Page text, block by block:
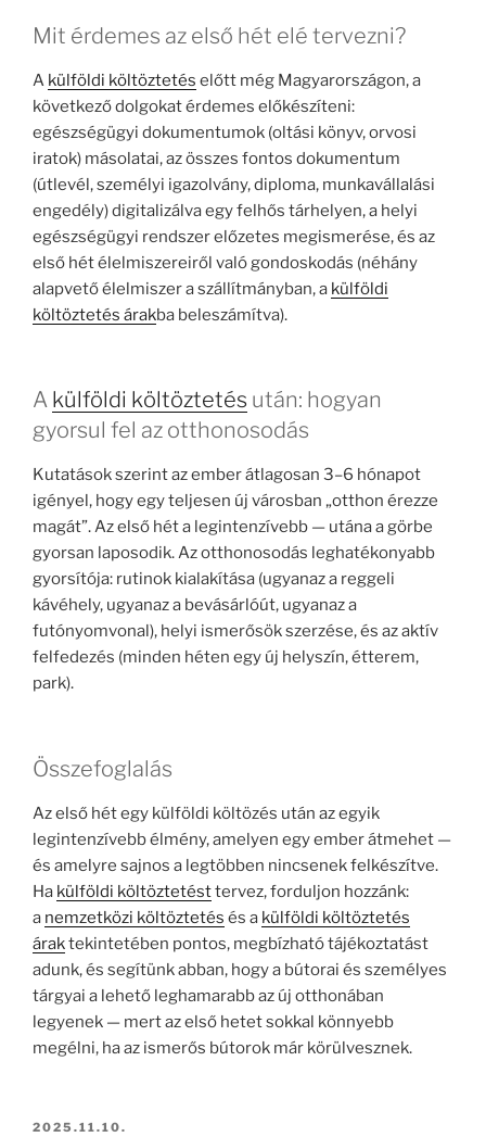
Mit érdemes az első hét elé tervezni?
A külföldi költöztetés előtt még Magyarországon, a
következő dolgokat érdemes előkészíteni:
egészségügyi dokumentumok (oltási könyv, orvosi
iratok) másolatai, az összes fontos dokumentum
(útlevél, személyi igazolvány, diploma, munkavállalási
engedély) digitalizálva egy felhős tárhelyen, a helyi
egészségügyi rendszer előzetes megismerése, és az
első hét élelmiszereiről való gondoskodás (néhány
alapvető élelmiszer a szállítmányban, a külföldi
költöztetés árakba beleszámítva).
A külföldi költöztetés után: hogyan
gyorsul fel az otthonosodás
Kutatások szerint az ember átlagosan 3–6 hónapot
igényel, hogy egy teljesen új városban „otthon érezze
magát”. Az első hét a legintenzívebb — utána a görbe
gyorsan laposodik. Az otthonosodás leghatékonyabb
gyorsítója: rutinok kialakítása (ugyanaz a reggeli
kávéhely, ugyanaz a bevásárlóút, ugyanaz a
futónyomvonal), helyi ismerősök szerzése, és az aktív
felfedezés (minden héten egy új helyszín, étterem,
park).
Összefoglalás
Az első hét egy külföldi költözés után az egyik
legintenzívebb élmény, amelyen egy ember átmehet —
és amelyre sajnos a legtöbben nincsenek felkészítve.
Ha külföldi költöztetésttervez, forduljon hozzánk:
a nemzetközi költöztetés és a külföldi költöztetés
áraktekintetében pontos, megbízható tájékoztatást
adunk, és segítünk abban, hogy a bútorai és személyes
tárgyai a lehető leghamarabb az új otthonában
legyenek — mert az első hetet sokkal könnyebb
megélni, ha az ismerős bútorok már körülvesznek.
BEKÜLDVE:
2025.11.10.